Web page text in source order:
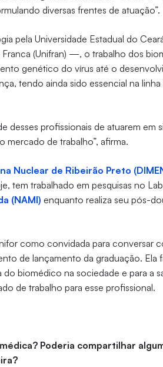
diversas frentes de atuação”.
pela Universidade Estadual do
(Unifran) —, o trabalho dos
genético do vírus até o
tendo ainda sido essencial na
desses profissionais de atuarem em
mercado de trabalho”, afirma.
Nuclear de Ribeirão Preto
tem trabalhado em pesquisas no
(NAMI) enquanto realiza seu pós-
como convidada para conversar
de lançamento da graduação. Ela
do biomédico na sociedade e para a
de trabalho para esse profissional.
Poderia compartilhar